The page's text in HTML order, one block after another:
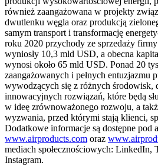
również zaangażowana w projekty
dwutlenku węgla oraz produkcją
samym transport i transformację
roku 2020 przychody ze sprzedaży
wyniosły 10,3 mld USD, a obecna
wynosi około 65 mld USD. Ponad 20
zaangażowanych i pełnych entuzjazmu
wywodzących się z różnych środowisk,
innowacyjnych rozwiązań, które będą
w ideę zrównoważonego rozwoju, a
wyzwania, przed którymi stają klienci,
Dodatkowe informacje są dostępne pod
www.airproducts.com oraz
mediach społecznościowych: LinkedIn,
Instagram.